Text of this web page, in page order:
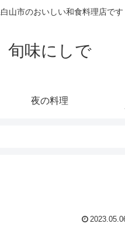
山市のおいしい和食料理店です
旬味にしで
夜の料理